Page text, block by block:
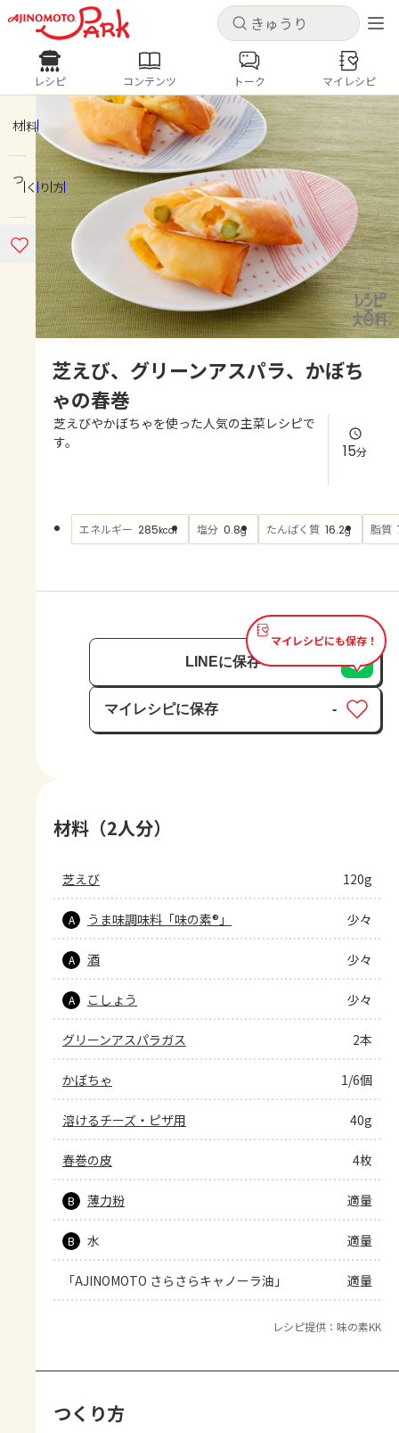
キャンセル
ログインするとレシピを保存できます
ログイン 新規登録
ホーム
コンテンツ
レシピ
よくあるお問い合わせ
キャンセル
レシピ コンテンツ
人気の食材・レシピ
きゅうり なす トマト
とうもろこし
ピーマン
みょうが ゴーヤ
レシピ コンテンツ トーク マイレシピ
材料
つくり方
芝えび、グリーンアスパラ、かぼち
ゃの春巻
芝えびやかぼちゃを使った人気の主菜レシピで
す。
15分
エネルギー 285kcal 塩分 0.8g たんぱく質 16.2g 脂質
マイレシピにも保存！
LINEに保存
マイレシピに保存
保存済み
-
材料（2人分）
芝えび 120g
A うま味調味料「味の素®」 少々
A 酒 少々
A こしょう 少々
グリーンアスパラガス 2本
かぼちゃ 1/6個
溶けるチーズ・ピザ用 40g
春巻の皮 4枚
B 薄力粉 適量
B 水 適量
「AJINOMOTO さらさらキャノーラ油」 適量
レシピ提供：味の素KK
つくり方